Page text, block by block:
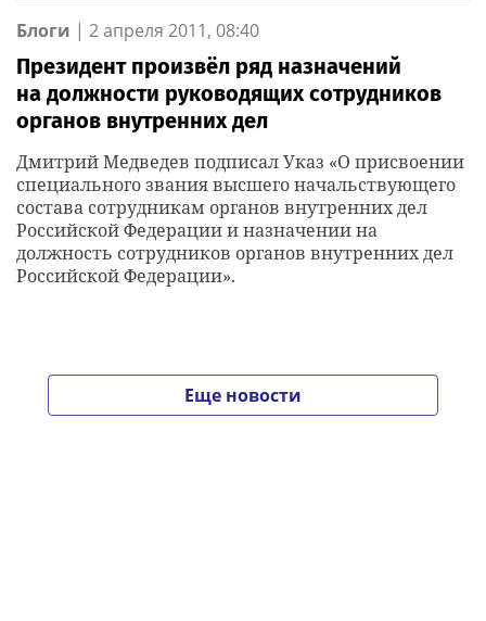
Блоги | 2 апреля 2011, 08:40
Президент произвёл ряд назначений
на должности руководящих сотрудников
органов внутренних дел
Дмитрий Медведев подписал Указ «О присвоении
специального звания высшего начальствующего
состава сотрудникам органов внутренних дел
Российской Федерации и назначении на
должность сотрудников органов внутренних дел
Российской Федерации».
Еще новости